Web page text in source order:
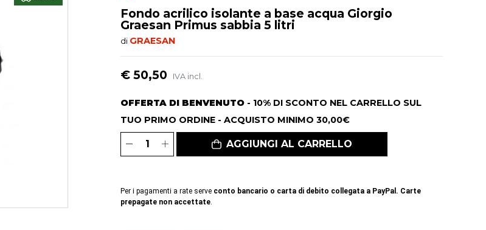
Fondo acrilico isolante a base acqua Giorgio
Graesan Primus sabbia 5 litri
di GRAESAN
€ 50,50 IVA incl.
OFFERTA DI BENVENUTO - 10% DI SCONTO NEL CARRELLO SUL
TUO PRIMO ORDINE - ACQUISTO MINIMO 30,00€
AGGIUNGI AL CARRELLO
Per i pagamenti a rate serve conto bancario o carta di debito collegata a PayPal. Carte
prepagate non accettate.